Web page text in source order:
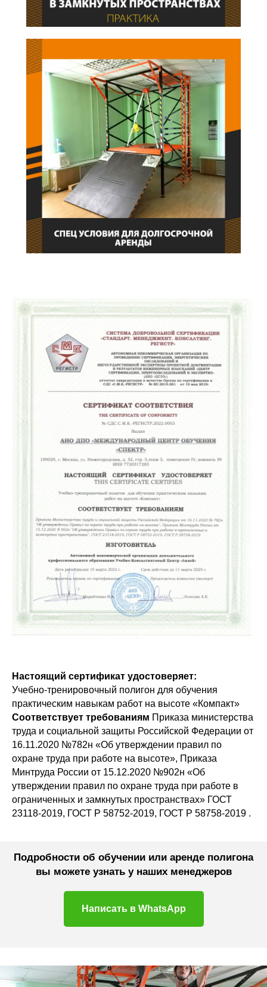
Настоящий сертификат удостоверяет:
Учебно-тренировочный полигон для обучения
практическим навыкам работ на высоте «Компакт»
Соответствует требованиям Приказа министерства
труда и социальной защиты Российской Федерации от
16.11.2020 №782н «Об утверждении правил по
охране труда при работе на высоте», Приказа
Минтруда России от 15.12.2020 №902н «Об
утверждении правил по охране труда при работе в
ограниченных и замкнутых пространствах» ГОСТ
23118-2019, ГОСТ Р 58752-2019, ГОСТ Р 58758-2019 .
Подробности об обучении или аренде полигона
вы можете узнать у наших менеджеров
Написать в WhatsApp